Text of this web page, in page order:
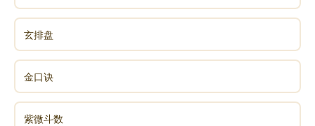
玄排盘
金口诀
紫微斗数